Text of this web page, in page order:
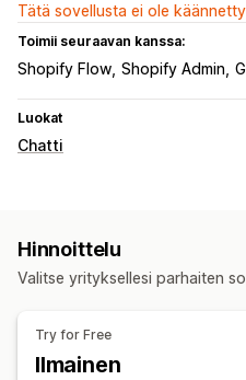
Tätä sovellusta ei ole
Toimii seuraavan kanssa:
Shopify Flow Shopify Admin
Luokat
Chatti
Some
Monikielisyys
Takaisinsoitto
Hinnoittelu
Valitse yrityksellesi parhaiten
Try for Free
Ilmainen